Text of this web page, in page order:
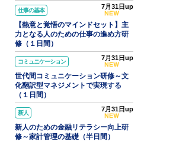
仕事の基本 7月31日up
【熱意と覚悟のマインドセット】主
力となる人のための仕事の進め方研
修（１日間）
コミュニケーション 7月31日up
世代間コミュニケーション研修～文
化翻訳型マネジメントで実現する
（１日間）
新人 7月31日up
新人のための金融リテラシー向上研
修～家計管理の基礎（半日間）